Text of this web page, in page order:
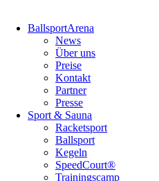
überspringenBallsportArena
News
Über uns
Preise
Kontakt
Partner
Presse
Sport & Sauna
Racketsport
Ballsport
Kegeln
SpeedCourt®
Trainingscamp